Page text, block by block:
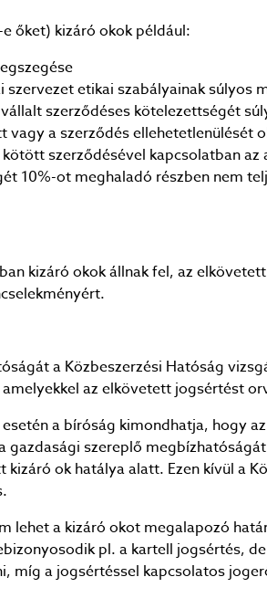
őket) kizáró okok például:
etikai szabályainak súlyos
szerződéses kötelezettségét
vagy a szerződés ellehetetlenülését
szerződésével kapcsolatban
10%-ot meghaladó részben nem
kizáró okok állnak fel, az
a Közbeszerzési Hatóság
az elkövetett jogsértést
a bíróság kimondhatja, hogy
szereplő
ok hatálya alatt. Ezen kívül a
a kizáró okot megalapozó
pl. a kartell jogsértés,
a jogsértéssel kapcsolatos